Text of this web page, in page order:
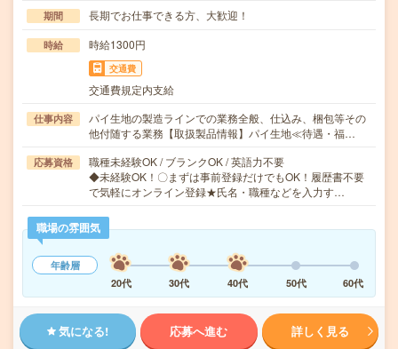
期間 長期でお仕事できる方、大歓迎！
時給 時給1300円
交通費
交通費規定内支給
仕事内容
パイ生地の製造ラインでの業務全般、仕込み、梱包等その
他付随する業務【取扱製品情報】パイ生地≪待遇・福…
応募資格
職種未経験OK / ブランクOK / 英語力不要
◆未経験OK！〇まずは事前登録だけでもOK！履歴書不要
で気軽にオンライン登録★氏名・職種などを入力す…
職場の雰囲気
年齢層
20代
30代 40代 50代 60代
気になる! 応募へ進む 詳しく見る